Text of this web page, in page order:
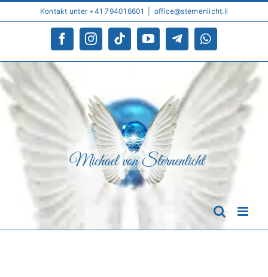
to
Kontakt unter +41 794016601 office@sternenlicht.li
FacebookInstagramTiktokYouTubeTelegramWhatsApp